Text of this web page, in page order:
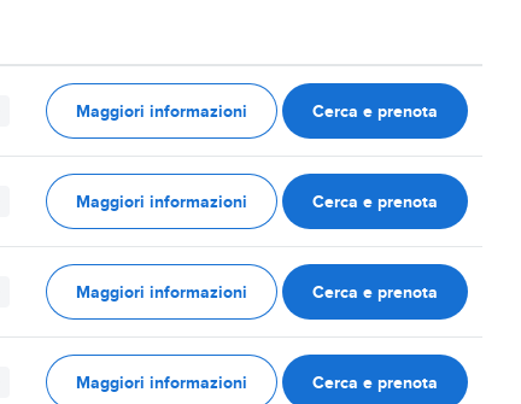
Maggiori informazioni Cerca e prenota
Maggiori informazioni Cerca e prenota
Maggiori informazioni Cerca e prenota
Maggiori informazioni Cerca e prenota